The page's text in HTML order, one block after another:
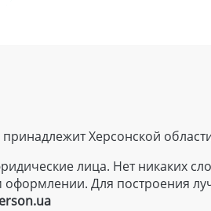
Херсонской
лица. Нет никаких
оформлении. Для построения